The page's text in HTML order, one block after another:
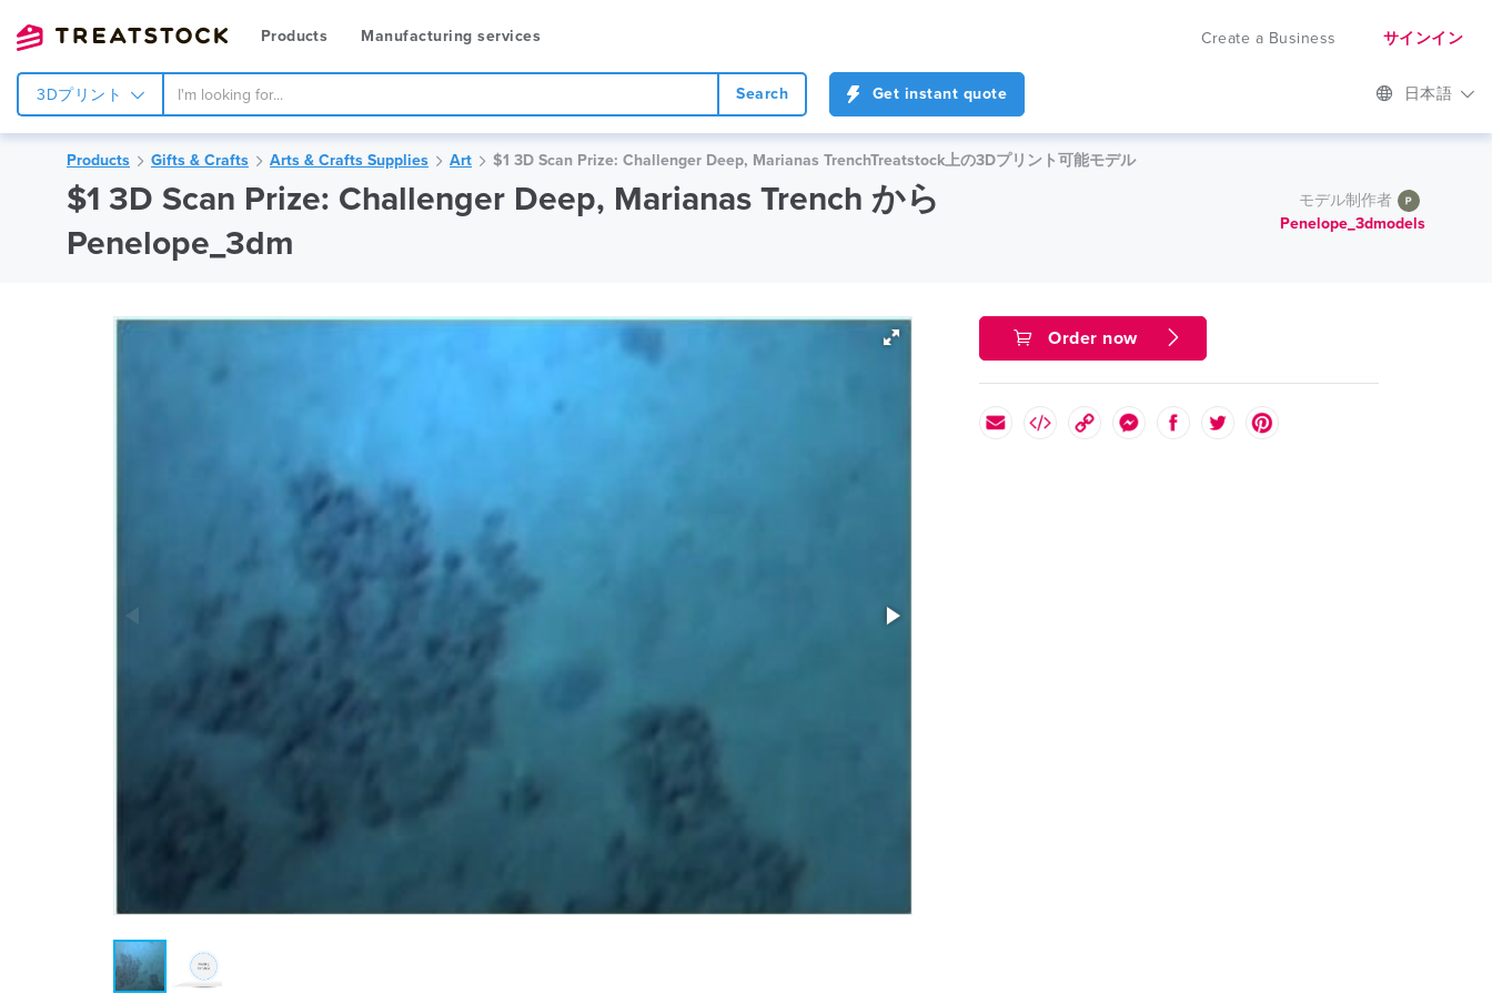
Products Manufacturing services Create a Business サインイン
3Dプリント Search Get instant quote 日本語
Products Gifts & Crafts Arts & Crafts Supplies Art $1 3D Scan Prize: Challenger Deep, Marianas TrenchTreatstock上の3Dプリント可能モデル
$1 3D Scan Prize: Challenger Deep, Marianas Trench から
Penelope_3dm
モデル制作者
Penelope_3dmodels
Order now